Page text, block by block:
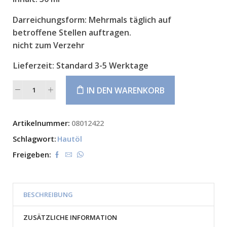
Darreichungsform: Mehrmals täglich auf
betroffene Stellen auftragen.
nicht zum Verzehr
Lieferzeit: Standard 3-5 Werktage
IN DEN WARENKORB
Alternative:
Artikelnummer: 08012422
Schlagwort: Hautöl
Freigeben:
BESCHREIBUNG
ZUSÄTZLICHE INFORMATION